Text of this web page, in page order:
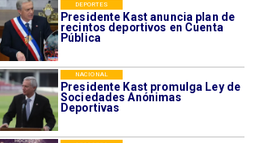
Presidente Kast anuncia plan de
recintos deportivos en Cuenta
Pública
DEPORTES
Presidente Kast promulga Ley de
Sociedades Anónimas
Deportivas
NACIONAL